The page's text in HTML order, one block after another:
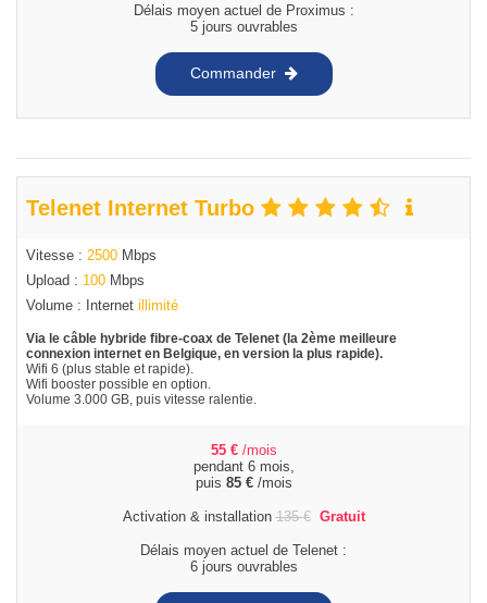
Délais moyen actuel de Proximus :
5 jours ouvrables
Commander
Telenet Internet Turbo
Vitesse : 2500 Mbps
Upload : 100 Mbps
Volume : Internet illimité
Via le câble hybride fibre-coax de Telenet (la 2ème meilleure
connexion internet en Belgique, en version la plus rapide).
Wifi 6 (plus stable et rapide).
Wifi booster possible en option.
Volume 3.000 GB, puis vitesse ralentie.
55 € /mois
pendant 6 mois,
puis 85 €/mois
Activation & installation135€ Gratuit
Délais moyen actuel de Telenet :
6 jours ouvrables